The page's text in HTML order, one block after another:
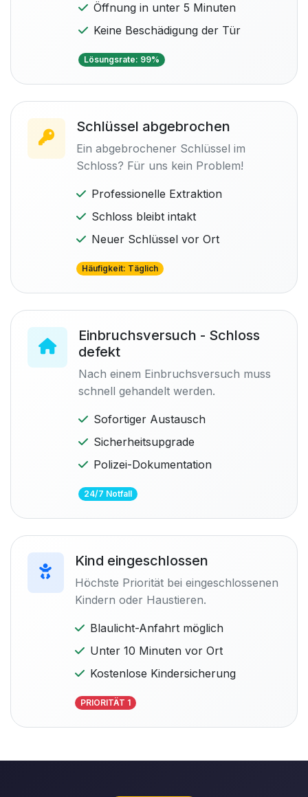
Öffnung in unter 5 Minuten
Keine Beschädigung der Tür
Lösungsrate: 99%
Schlüssel abgebrochen
Ein abgebrochener Schlüssel im
Schloss? Für uns kein Problem!
Professionelle Extraktion
Schloss bleibt intakt
Neuer Schlüssel vor Ort
Häufigkeit: Täglich
Einbruchsversuch - Schloss
defekt
Nach einem Einbruchsversuch muss
schnell gehandelt werden.
Sofortiger Austausch
Sicherheitsupgrade
Polizei-Dokumentation
24/7 Notfall
Kind eingeschlossen
Höchste Priorität bei eingeschlossenen
Kindern oder Haustieren.
Blaulicht-Anfahrt möglich
Unter 10 Minuten vor Ort
Kostenlose Kindersicherung
PRIORITÄT 1